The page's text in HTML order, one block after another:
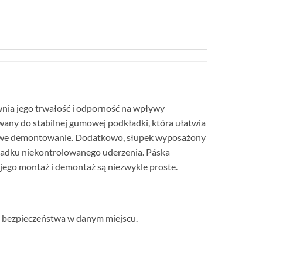
jego trwałość i odporność na wpływy
do stabilnej gumowej podkładki, która ułatwia
demontowanie. Dodatkowo, słupek wyposażony
niekontrolowanego uderzenia. Páska
montaż i demontaż są niezwykle proste.
w danym miejscu.